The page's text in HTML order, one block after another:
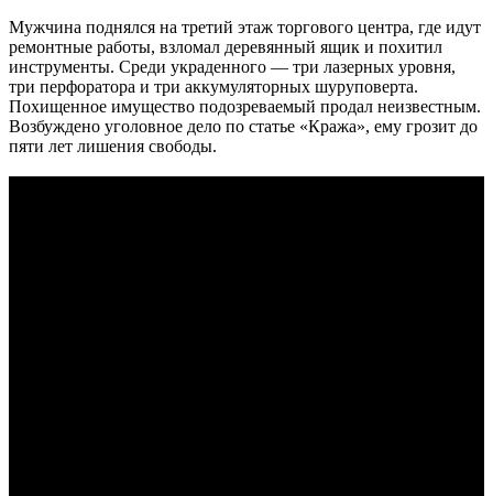
Мужчина поднялся на третий этаж торгового центра, где идут
ремонтные работы, взломал деревянный ящик и похитил
инструменты. Среди украденного — три лазерных уровня,
три перфоратора и три аккумуляторных шуруповерта.
Похищенное имущество подозреваемый продал неизвестным.
Возбуждено уголовное дело по статье «Кража», ему грозит до
пяти лет лишения свободы.